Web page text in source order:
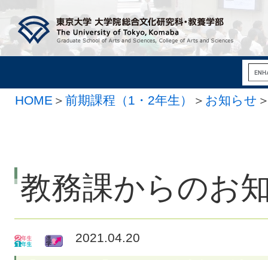
HOME ＞ 前期課程（1・2年生） ＞ お知らせ
教務課からのお
2021.04.20